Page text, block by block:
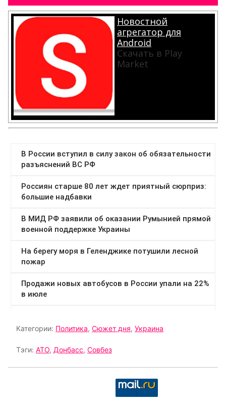
Новостной
агрегатор для
Android
Скачать в Play
Market
Категории: Политика, Сюжет дня, Украина
Тэги: АТО, Донбасс, Совбез